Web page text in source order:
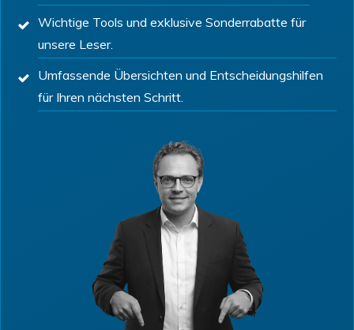
Wichtige Tools und exklusive Sonderrabatte für
unsere Leser.
Umfassende Übersichten und Entscheidungshilfen
für Ihren nächsten Schritt.